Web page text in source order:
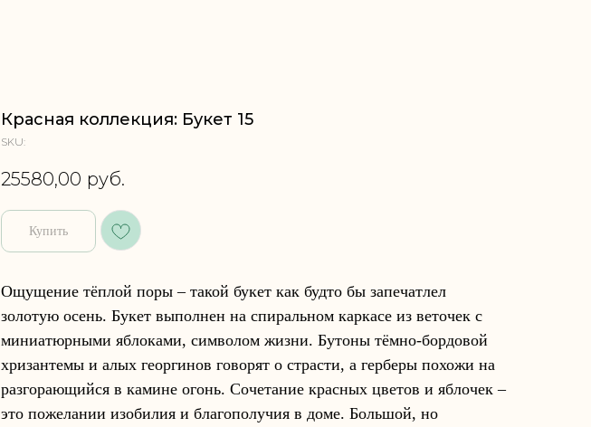
Красная коллекция: Букет 15
SKU:
25580,00 руб.
Купить
Ощущение тёплой поры – такой букет как будто бы запечатлел
золотую осень. Букет выполнен на спиральном каркасе из веточек с
миниатюрными яблоками, символом жизни. Бутоны тёмно-бордовой
хризантемы и алых георгинов говорят о страсти, а герберы похожи на
разгорающийся в камине огонь. Сочетание красных цветов и яблочек –
это пожелании изобилия и благополучия в доме. Большой, но